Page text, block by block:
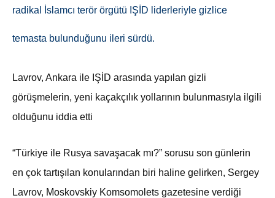
radikal İslamcı terör örgütü IŞİD liderleriyle gizlice
temasta bulunduğunu ileri sürdü.
Lavrov, Ankara ile IŞİD arasında yapılan gizli
görüşmelerin, yeni kaçakçılık yollarının bulunmasıyla ilgili
olduğunu iddia etti
“Türkiye ile Rusya savaşacak mı?” sorusu son günlerin
en çok tartışılan konularından biri haline gelirken, Sergey
Lavrov, Moskovskiy Komsomolets gazetesine verdiği